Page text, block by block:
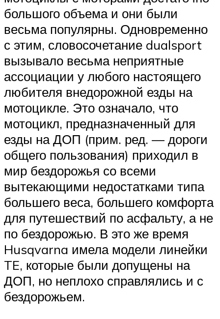
большого объема и они были
весьма популярны. Одновременно
с этим, словосочетание dualsport
вызывало весьма неприятные
ассоциации у любого настоящего
любителя внедорожной езды на
мотоцикле. Это означало, что
мотоцикл, предназначенный для
езды на ДОП (прим. ред. — дороги
общего пользования) приходил в
мир бездорожья со всеми
вытекающими недостатками типа
большего веса, большего комфорта
для путешествий по асфальту, а не
по бездорожью. В это же время
Husqvarna имела модели линейки
TE, которые были допущены на
ДОП, но неплохо справлялись и с
бездорожьем.